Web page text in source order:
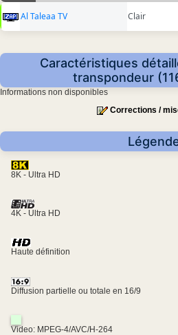
Al Taleaa TV Clair
Caractéristiques
transpondeur
Informations non disponibles
Corrections /
8K - Ultra HD
4K - Ultra HD
Haute définition
Diffusion partielle ou totale en 16/9
Video: MPEG-4/AVC/H-264